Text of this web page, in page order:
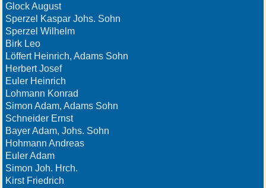
Glock August
Sperzel Kaspar Johs. Sohn
Sperzel Wilhelm
Birk Leo
Löffert Heinrich, Adams Sohn
Herbert Josef
Euler Heinrich
Lohmann Konrad
Simon Adam, Adams Sohn
Schneider Ernst
Bayer Adam, Johs. Sohn
Hohmann Andreas
Euler Adam
Simon Joh. Hrch.
Kirst Friedrich